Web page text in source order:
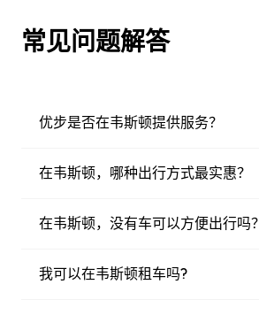
常见问题解答
优步是否在韦斯顿提供服务？
在韦斯顿，哪种出行方式最实惠？
在韦斯顿，没有车可以方便出行吗？
我可以在韦斯顿租车吗?